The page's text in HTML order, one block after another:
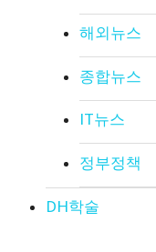
해외뉴스
종합뉴스
IT뉴스
정부정책
DH학술